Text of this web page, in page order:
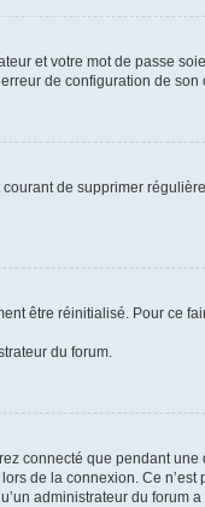
et votre mot de passe
de configuration de son
de supprimer
être réinitialisé. Pour ce
du forum.
connecté que pendant
lors de la connexion. Ce
administrateur du forum